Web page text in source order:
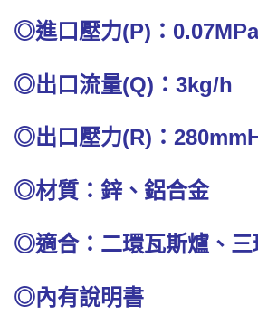
◎進口壓力(P)：
◎出口流量(Q)：3kg/h
◎出口壓力(R)：
◎材質：鋅、鋁合金
◎適合：二環瓦斯爐、三
◎內有說明書